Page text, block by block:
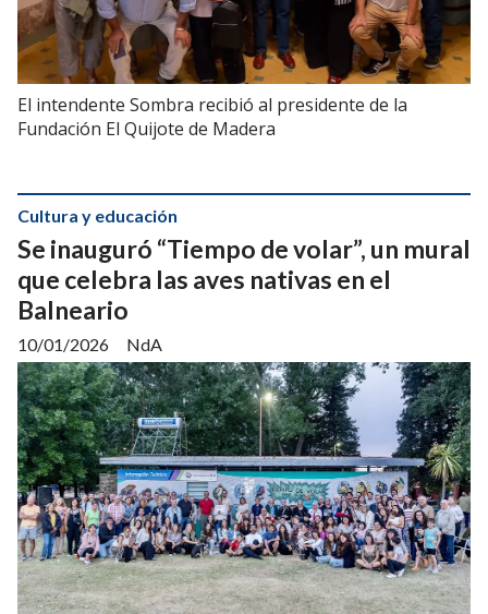
El intendente Sombra recibió al presidente de la
Fundación El Quijote de Madera
Se inauguró “Tiempo de volar”, un mural
que celebra las aves nativas en el
Balneario
NdA
Cultura y educación
10/01/2026